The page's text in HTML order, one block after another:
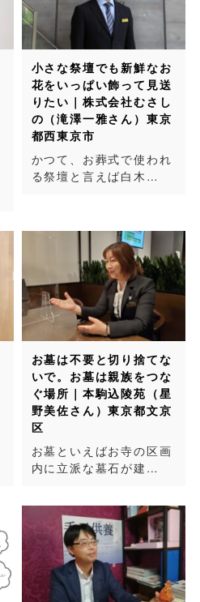
小さな祭壇でも新鮮なお
花をいっぱい飾って見送
りたい｜株式会社むさし
の（滝澤一雅さん）東京
都西東京市
かつて、お葬式で使われ
る祭壇と言えば白木…
お墓は不要と切り捨てな
いで。お墓は親族をつな
ぐ場所｜本駒込陵苑（星
野美佐さん）東京都文京
区
お墓といえばお寺の区画
内に立派な墓石が建…